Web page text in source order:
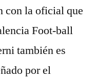
con la oficial que
Foot-ball
también es
por el